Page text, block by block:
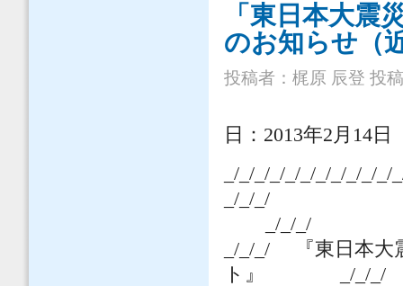
「東日本大震
のお知らせ（
投稿者： 梶原 辰登 投
日： 2013年2月14日
_/_/_/_/_/_/_/_/_/_/
_/_/_/
_/_/_/
_/_/_/ 『東日本大
ト』
_/_/_/